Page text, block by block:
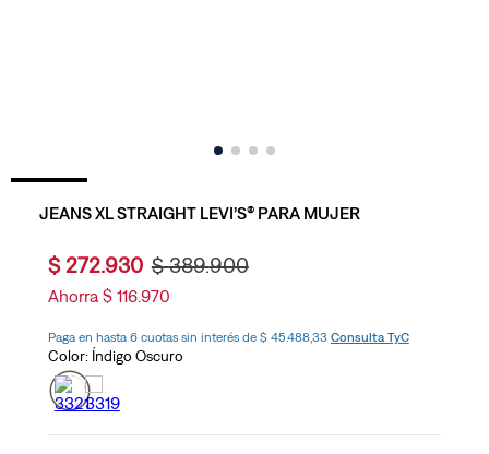
JEANS XL STRAIGHT LEVI’S® PARA MUJER
$ 272.930 $ 389.900
Ahorra $ 116.970
Paga en hasta 6 cuotas sin interés de $ 45.488,33 Consulta TyC
Color: Índigo Oscuro